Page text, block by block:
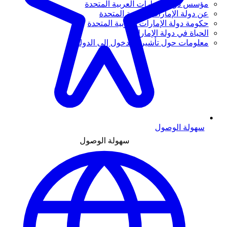
مؤسس دولة الإمارات العربية المتحدة
عن دولة الإمارات العربية المتحدة
حكومة دولة الإمارات العربية المتحدة
الحياة في دولة الإمارات
معلومات حول تأشيرة الدخول إلى الدولة
سهولة الوصول
سهولة الوصول